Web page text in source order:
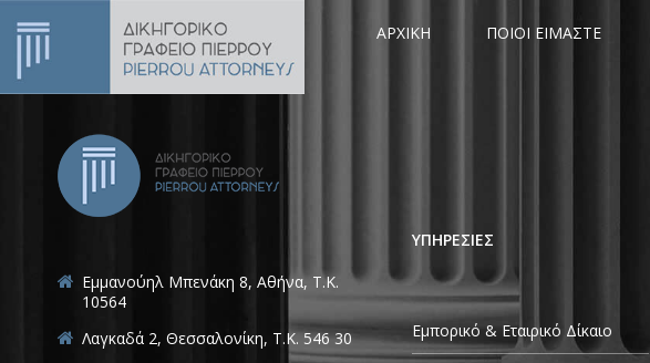
ΑΡΧΙΚΗ ΠΟΙΟΙ ΕΙΜΑΣΤΕ
Εμμανούηλ Μπενάκη 8, Αθήνα, Τ.Κ.
10564
Λαγκαδά 2, Θεσσαλονίκη, T.K. 546 30
ΥΠΗΡΕΣΙΕΣ
Εμπορικό & Εταιρικό Δίκαιο